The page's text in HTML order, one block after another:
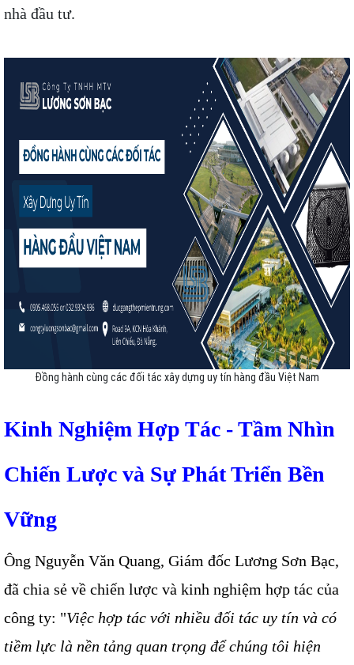
nhà đầu tư.
Đồng hành cùng các đối tác xây dựng uy tín hàng đầu Việt Nam
Kinh Nghiệm Hợp Tác - Tầm Nhìn
Chiến Lược và Sự Phát Triển Bền
Vững
Ông Nguyễn Văn Quang, Giám đốc Lương Sơn Bạc,
đã chia sẻ về chiến lược và kinh nghiệm hợp tác của
công ty: "Việc hợp tác với nhiều đối tác uy tín và có
tiềm lực là nền tảng quan trọng để chúng tôi hiện